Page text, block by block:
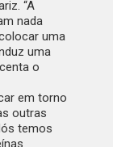
“A
nada
uma
uma
o
em torno
outras
temos